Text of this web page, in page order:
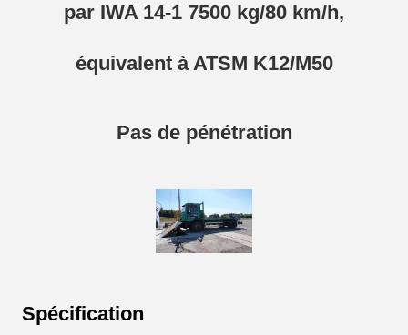
par IWA 14-1 7500 kg/80 km/h,
équivalent à ATSM K12/M50
Pas de pénétration
Spécification